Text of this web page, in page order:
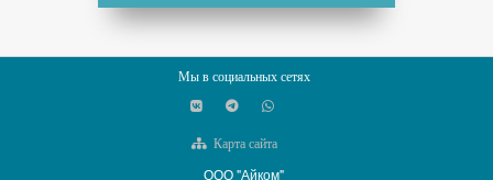
Мы в социальных сетях
Карта сайта
ООО "Айком"